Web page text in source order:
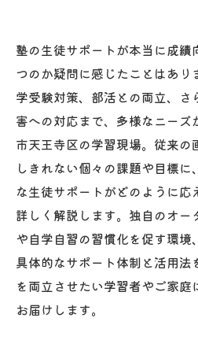
塾の生徒サポートが本当に成
つのか疑問に感じたことはあ
学受験対策、部活との両立、
害への対応まで、多様なニー
市天王寺区の学習現場。従来の
しきれない個々の課題や目標
な生徒サポートがどのように
詳しく解説します。独自のオ
や自学自習の習慣化を促す環境
具体的なサポート体制と活用
を両立させたい学習者やご家庭
お届けします。